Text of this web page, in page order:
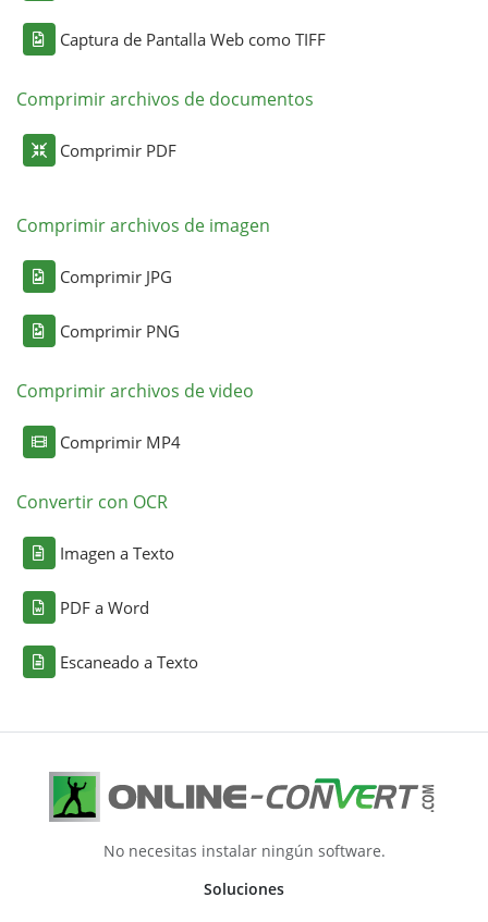
Captura de Pantalla Web como TIFF
Comprimir archivos de documentos
Comprimir PDF
Comprimir archivos de imagen
Comprimir JPG
Comprimir PNG
Comprimir archivos de video
Comprimir MP4
Convertir con OCR
Imagen a Texto
PDF a Word
Escaneado a Texto
No necesitas instalar ningún software.
Soluciones